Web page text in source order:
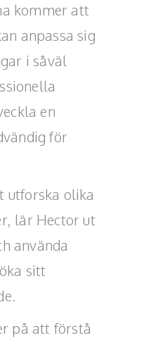
kommer att
anpassa sig
i såväl
en
för
utforska olika
lär Hector ut
använda
sitt
på att förstå